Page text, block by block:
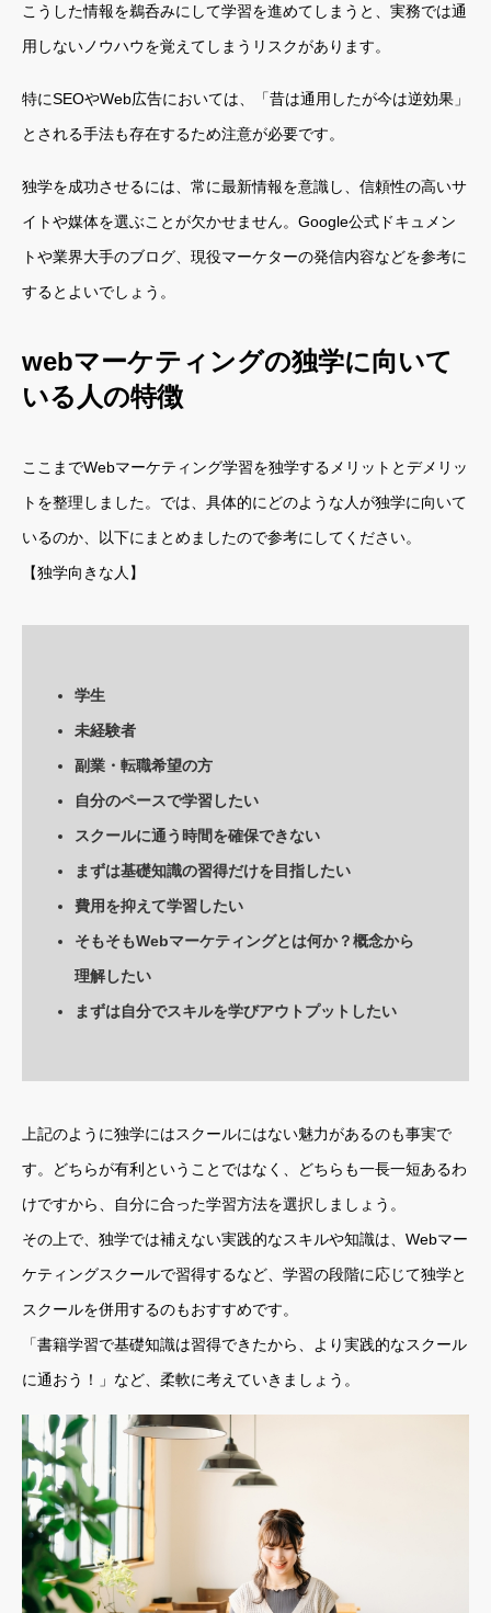
こうした情報を鵜呑みにして学習を進めてしまうと、実務では通
用しないノウハウを覚えてしまうリスクがあります。
特にSEOやWeb広告においては、「昔は通用したが今は逆効果」
とされる手法も存在するため注意が必要です。
独学を成功させるには、常に最新情報を意識し、信頼性の高いサ
イトや媒体を選ぶことが欠かせません。Google公式ドキュメン
トや業界大手のブログ、現役マーケターの発信内容などを参考に
するとよいでしょう。
webマーケティングの独学に向いて
いる人の特徴
ここまでWebマーケティング学習を独学するメリットとデメリッ
トを整理しました。では、具体的にどのような人が独学に向いて
いるのか、以下にまとめましたので参考にしてください。
【独学向きな人】
学生
未経験者
副業・転職希望の方
自分のペースで学習したい
スクールに通う時間を確保できない
まずは基礎知識の習得だけを目指したい
費用を抑えて学習したい
そもそもWebマーケティングとは何か？概念から
理解したい
まずは自分でスキルを学びアウトプットしたい
上記のように独学にはスクールにはない魅力があるのも事実で
す。どちらが有利ということではなく、どちらも一長一短あるわ
けですから、自分に合った学習方法を選択しましょう。
その上で、独学では補えない実践的なスキルや知識は、Webマー
ケティングスクールで習得するなど、学習の段階に応じて独学と
スクールを併用するのもおすすめです。
「書籍学習で基礎知識は習得できたから、より実践的なスクール
に通おう！」など、柔軟に考えていきましょう。